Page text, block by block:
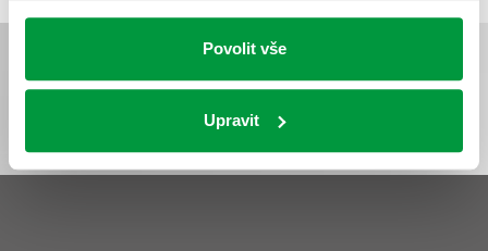
Povolit vše
Upravit